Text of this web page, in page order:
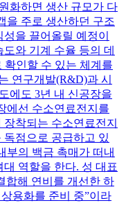
화하면 생산 규모가 다
을 주로 생산하던 구조
을 끌어올릴 예정이
와 기계 수율 등의 데
인할 수 있는 체계를
연구개발(R&D)과 시
에도 3년 내 신공장을
에선 수소연료전지를
착되는 수소연료전지
점으로 공급하고 있
부의 백금 촉매가 떠내
역할을 한다. 성 대표
합해 연비를 개선한 하
용화를 준비 중”이라